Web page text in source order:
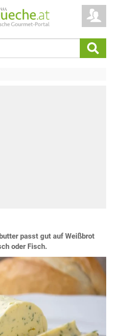
passt gut auf Weißbrot
oder Fisch.